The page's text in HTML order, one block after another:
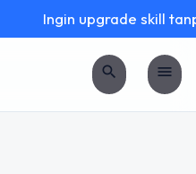
Ingin upgrade skill
search menu